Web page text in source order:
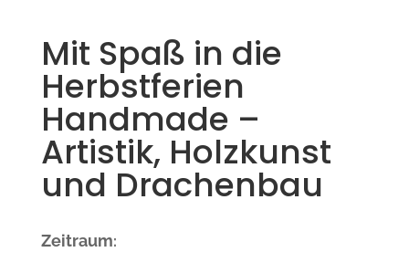
Mit Spaß in die
Herbstferien
Handmade –
Artistik, Holzkunst
und Drachenbau
Zeitraum: